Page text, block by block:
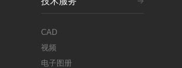
CAD
视频
电子图册